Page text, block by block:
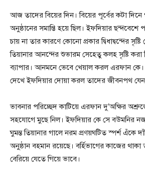
আজ তাদের বিয়ের দিন। বিয়ের পূর্বের কটা
অনুষ্ঠানের সমাপ্তি হয়ে ছিল। ইফদিয়ার ছন্দবেশে
চায় না তার কারণে কোনো প্রকার দ্বিধাদ্বন্দের
তিয়ানার আনন্দের শুভারম সেহেতু কলহ সৃষ্টি করা
ব্যাপার। আনমনে ভেবে খেয়াল করল এরফান
দেখে ইফদিয়ার দোয়া করল তাদের জীবনপথ যেন
ভাবনার পরিচ্ছেদ কাটিয়ে এরফান দু’অক্ষির
সহযোগে মুছে নিল। ইফদিয়ার কে সে বউমনির
ঘুমন্ত তিয়ানার গালে নরম প্রণয়ঘটিত স্পর্শ এঁকে
অনুষ্ঠান বহমান রয়েছে। বর্হিভাগের কাজের থাকা
বেরিয়ে যেতে গিয়ে ভাবে।